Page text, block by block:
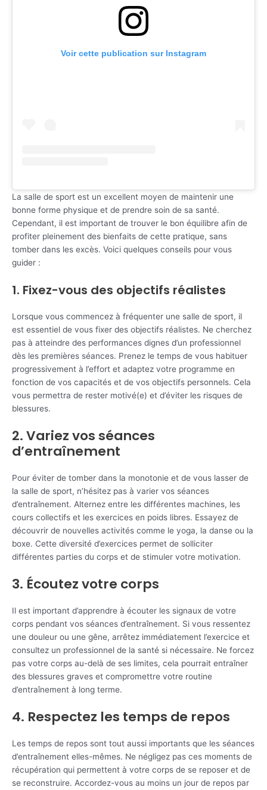
Voir cette publication sur Instagram
La salle de sport est un excellent moyen de maintenir une
bonne forme physique et de prendre soin de sa santé.
Cependant, il est important de trouver le bon équilibre afin de
profiter pleinement des bienfaits de cette pratique, sans
tomber dans les excès. Voici quelques conseils pour vous
guider :
1. Fixez-vous des objectifs réalistes
Lorsque vous commencez à fréquenter une salle de sport, il
est essentiel de vous fixer des objectifs réalistes. Ne cherchez
pas à atteindre des performances dignes d’un professionnel
dès les premières séances. Prenez le temps de vous habituer
progressivement à l’effort et adaptez votre programme en
fonction de vos capacités et de vos objectifs personnels. Cela
vous permettra de rester motivé(e) et d’éviter les risques de
blessures.
2. Variez vos séances
d’entraînement
Pour éviter de tomber dans la monotonie et de vous lasser de
la salle de sport, n’hésitez pas à varier vos séances
d’entraînement. Alternez entre les différentes machines, les
cours collectifs et les exercices en poids libres. Essayez de
découvrir de nouvelles activités comme le yoga, la danse ou la
boxe. Cette diversité d’exercices permet de solliciter
différentes parties du corps et de stimuler votre motivation.
3. Écoutez votre corps
Il est important d’apprendre à écouter les signaux de votre
corps pendant vos séances d’entraînement. Si vous ressentez
une douleur ou une gêne, arrêtez immédiatement l’exercice et
consultez un professionnel de la santé si nécessaire. Ne forcez
pas votre corps au-delà de ses limites, cela pourrait entraîner
des blessures graves et compromettre votre routine
d’entraînement à long terme.
4. Respectez les temps de repos
Les temps de repos sont tout aussi importants que les séances
d’entraînement elles-mêmes. Ne négligez pas ces moments de
récupération qui permettent à votre corps de se reposer et de
se reconstruire. Accordez-vous au moins un jour de repos par